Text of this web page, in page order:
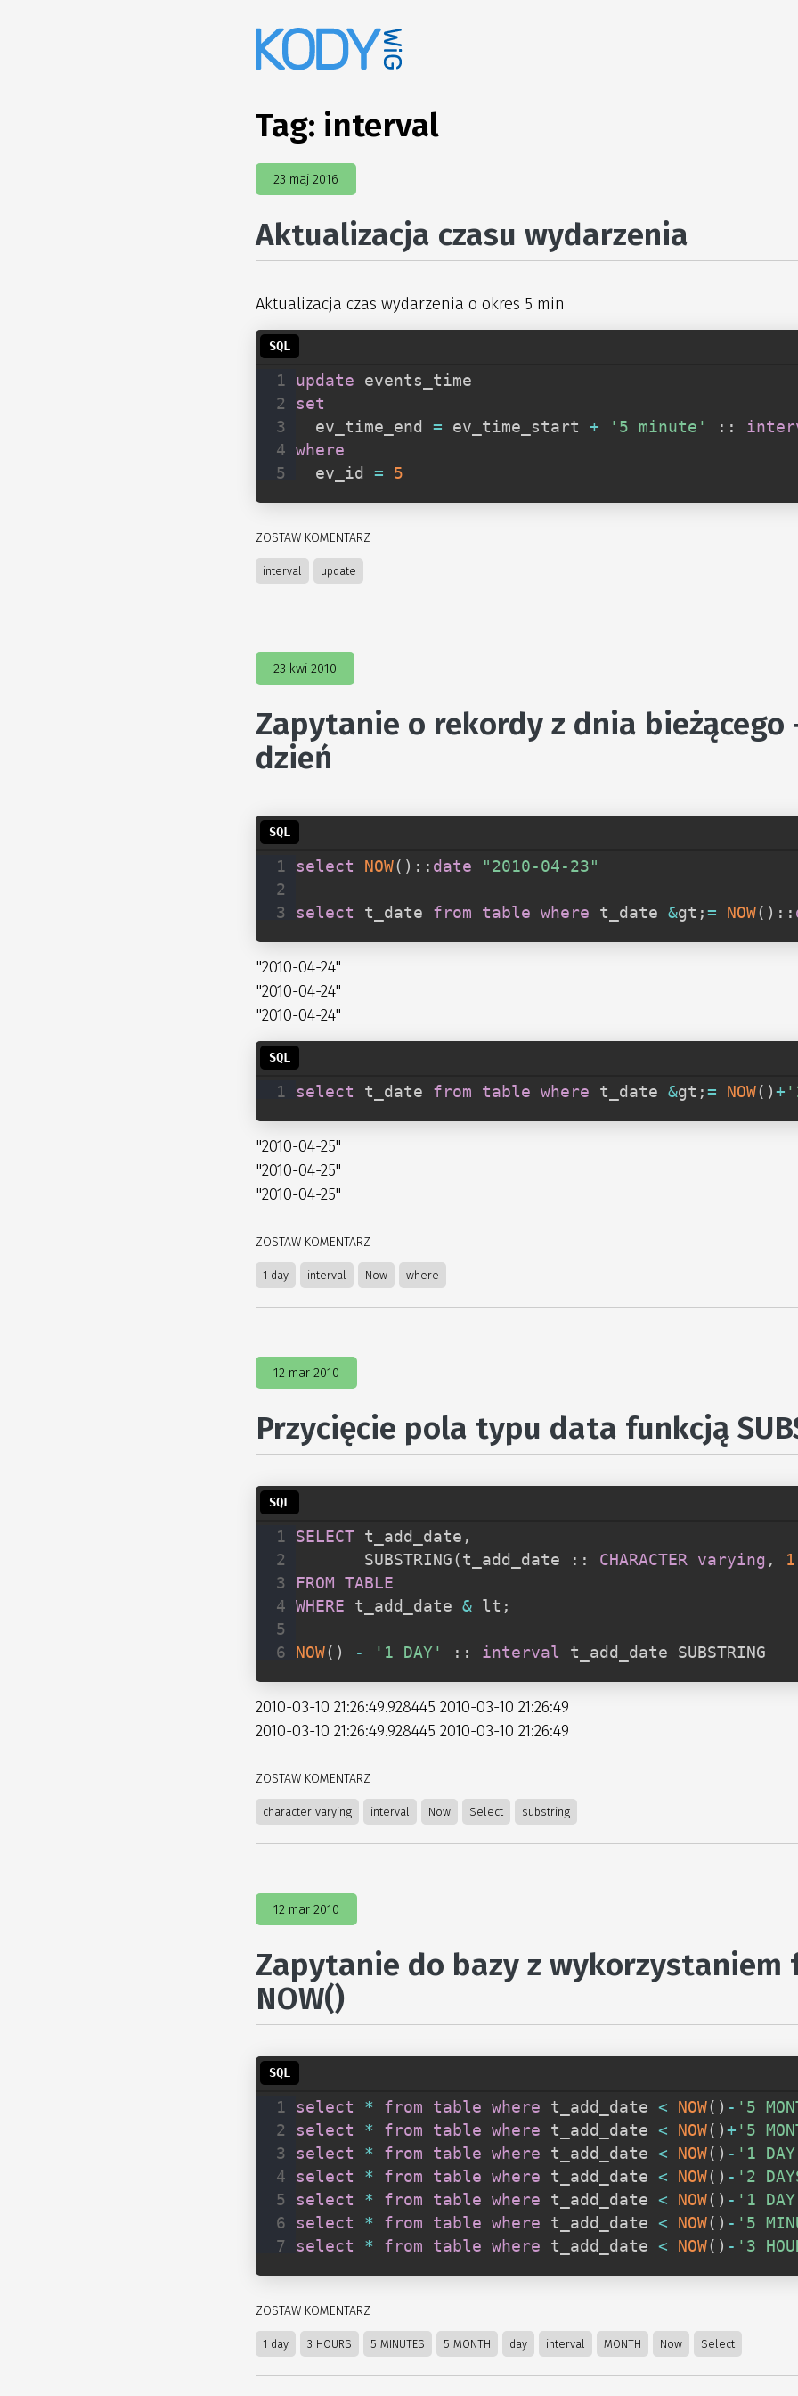
Tag: interval
23 maj 2016
Aktualizacja czasu wydarzenia
Aktualizacja czas wydarzenia o okres 5 min
update
set
  ev_time_end
= ev_time_start + '5 minute' ::
where
  ev_id
= 5
ZOSTAW KOMENTARZ
interval update
23 kwi 2010
Zapytanie o rekordy z dnia bieżącego
dzień
select NOW( ) :: date "2010-04-23"
select t_date from table where t_date &gt ; = NOW( ) ::
"2010-04-24"
"2010-04-24"
"2010-04-24"
select t_date from table where t_date &gt ; = NOW( ) +
"2010-04-25"
"2010-04-25"
"2010-04-25"
ZOSTAW KOMENTARZ
1 day interval Now where
12 mar 2010
Przycięcie pola typu data funkcją
SELECT t_add_date ,
       SUBSTRING
( t_add_date :: CHARACTER varying , 1
FROM
TABLE
WHERE t_add_date & lt ;
NOW( ) - '1 DAY' :: interval t_add_date SUBSTRING
2010-03-10 21:26:49.928445 2010-03-10 21:26:49
2010-03-10 21:26:49.928445 2010-03-10 21:26:49
ZOSTAW KOMENTARZ
character varying interval Now Select substring
12 mar 2010
Zapytanie do bazy z wykorzystaniem
NOW()
select * from table where t_add_date < NOW( ) - '5
select
* from table where t_add_date < NOW( ) + '5
select
* from table where t_add_date < NOW( ) - '1
select
* from table where t_add_date < NOW( ) - '2
select
* from table where t_add_date < NOW( ) - '1
select
* from table where t_add_date < NOW( ) - '5
select
* from table where t_add_date < NOW( ) - '3
ZOSTAW KOMENTARZ
1 day 3 HOURS 5 MINUTES 5 MONTH day interval MONTH Now Select